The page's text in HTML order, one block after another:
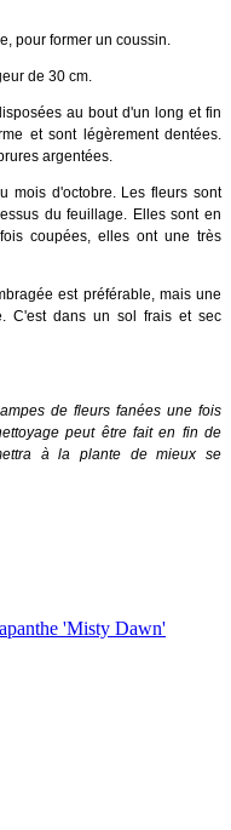
pour former un coussin.
de 30 cm.
au bout d'un long et fin
et sont légèrement dentées.
argentées.
mois d'octobre. Les fleurs sont
du feuillage. Elles sont en
coupées, elles ont une très
est préférable, mais une
C'est dans un sol frais et sec
de fleurs fanées une fois
peut être fait en fin de
à la plante de mieux se